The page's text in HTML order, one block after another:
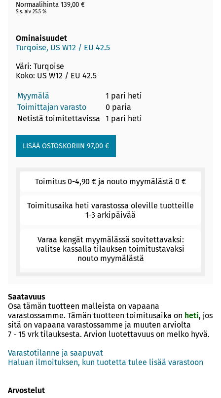
Normaalihinta 139,00 €
Sis. alv 25.5 %
Ominaisuudet
Turqoise, US W12 / EU 42.5
Väri: Turqoise
Koko: US W12 / EU 42.5
Myymälä
1 pari heti
Toimittajan varasto
0 paria
Netistä toimitettavissa
1 pari heti
Toimitus 0-4,90 € ja nouto myymälästä 0 €
Toimitusaika heti varastossa oleville tuotteille
1-3 arkipäivää
Varaa kengät myymälässä sovitettavaksi:
valitse kassalla tilauksen toimitustavaksi
nouto myymälästä
Saatavuus
Osa tämän tuotteen malleista on vapaana
varastossamme. Tämän tuotteen toimitusaika on heti, jos
sitä on vapaana varastossamme ja muuten arviolta
7 - 15 vrk tilauksesta. Arvion luotettavuus on melko hyvä.
Varastotilanne ja saapuvat
Haluan ilmoituksen, kun tuotetta tulee lisää varastoon
Arvostelut